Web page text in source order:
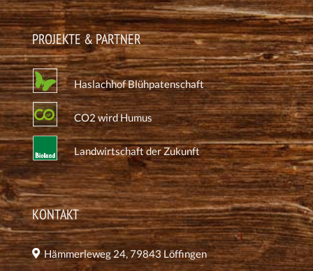
PROJEKTE & PARTNER
Haslachhof Blühpatenschaft
CO2 wird Humus
Landwirtschaft der Zukunft
KONTAKT
Hämmerleweg 24, 79843 Löffingen